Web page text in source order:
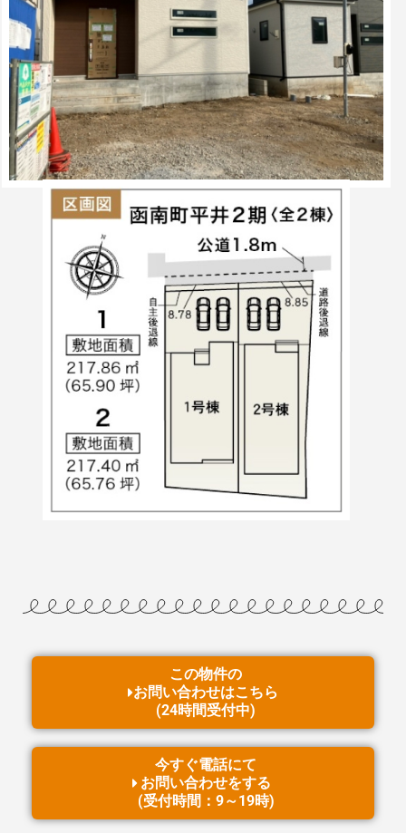
この物件の
お問い合わせはこちら
(24時間受付中)
今すぐ電話にて
お問い合わせをする
(受付時間：9～19時)